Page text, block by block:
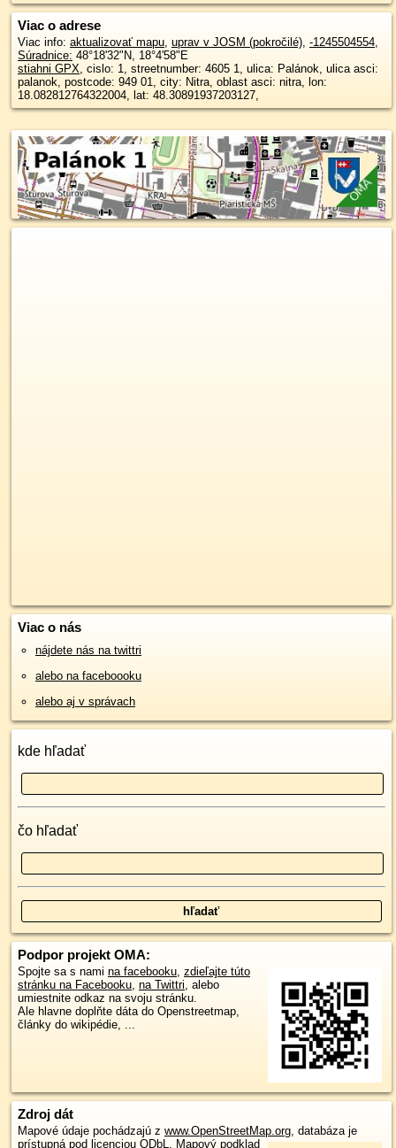
Viac o adrese
Viac info: aktualizovať mapu, uprav v JOSM (pokročilé), -1245504554,
Súradnice: 48°18'32"N, 18°4'58"E
stiahni GPX, cislo: 1, streetnumber: 4605 1, ulica: Palánok, ulica asci:
palanok, postcode: 949 01, city: Nitra, oblast asci: nitra, lon:
18.082812764322004, lat: 48.30891937203127,
Viac o nás
nájdete nás na twittri
alebo na faceboooku
alebo aj v správach
kde hľadať
čo hľadať
Podpor projekt OMA:
Spojte sa s nami na facebooku, zdieľajte túto
stránku na Facebooku, na Twittri, alebo
umiestnite odkaz na svoju stránku.
Ale hlavne doplňte dáta do Openstreetmap,
články do wikipédie, ...
Zdroj dát
Mapové údaje pochádzajú z www.OpenStreetMap.org, databáza je
prístupná pod licenciou ODbL. Mapový podklad